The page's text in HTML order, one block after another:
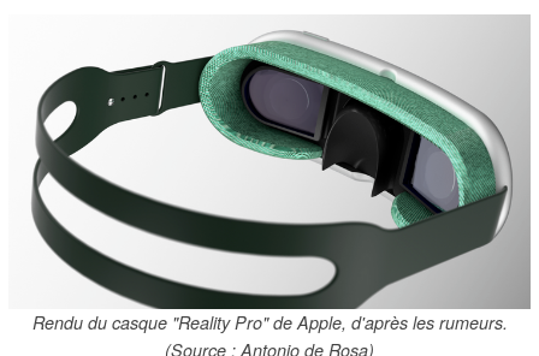
Rendu du casque "Reality Pro" de Apple, d'après les rumeurs.
(Source : Antonio de Rosa)